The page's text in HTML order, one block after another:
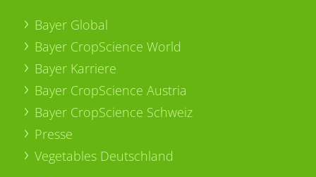
Bayer Global
Bayer CropScience World
Bayer Karriere
Bayer CropScience Austria
Bayer CropScience Schweiz
Presse
Vegetables Deutschland